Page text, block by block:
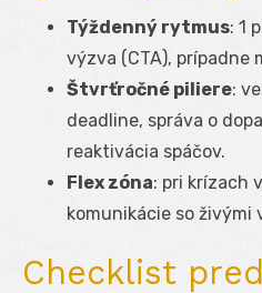
Týždenný rytmus: 1
výzva (CTA), prípadne
Štvrťročné piliere:
deadline, správa o
reaktivácia spáčov.
Flex zóna: pri krízach
komunikácie so živými
Checklist